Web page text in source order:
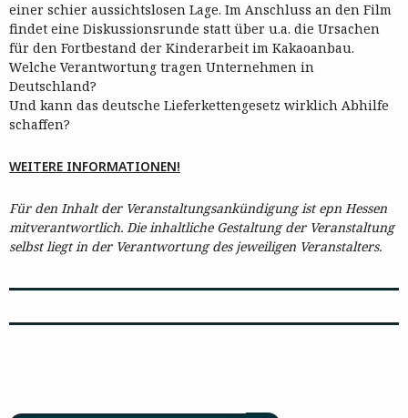
einer schier aussichtslosen Lage. Im Anschluss an den Film
findet eine Diskussionsrunde statt über u.a. die Ursachen
für den Fortbestand der Kinderarbeit im Kakaoanbau.
Welche Verantwortung tragen Unternehmen in
Deutschland?
Und kann das deutsche Lieferkettengesetz wirklich Abhilfe
schaffen?
WEITERE INFORMATIONEN!
Für den Inhalt der Veranstaltungsankündigung ist epn Hessen
mitverantwortlich. Die inhaltliche Gestaltung der Veranstaltung
selbst liegt in der Verantwortung des jeweiligen Veranstalters.